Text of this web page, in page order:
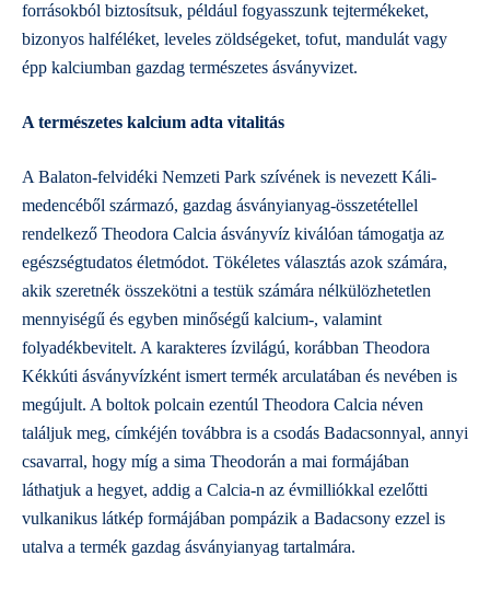
forrásokból biztosítsuk, például fogyasszunk tejtermékeket,
bizonyos halféléket, leveles zöldségeket, tofut, mandulát vagy
épp kalciumban gazdag természetes ásványvizet.
A természetes kalcium adta vitalitás
A Balaton-felvidéki Nemzeti Park szívének is nevezett Káli-
medencéből származó, gazdag ásványianyag-összetétellel
rendelkező Theodora Calcia ásványvíz kiválóan támogatja az
egészségtudatos életmódot. Tökéletes választás azok számára,
akik szeretnék összekötni a testük számára nélkülözhetetlen
mennyiségű és egyben minőségű kalcium-, valamint
folyadékbevitelt. A karakteres ízvilágú, korábban Theodora
Kékkúti ásványvízként ismert termék arculatában és nevében is
megújult. A boltok polcain ezentúl Theodora Calcia néven
találjuk meg, címkéjén továbbra is a csodás Badacsonnyal, annyi
csavarral, hogy míg a sima Theodorán a mai formájában
láthatjuk a hegyet, addig a Calcia-n az évmilliókkal ezelőtti
vulkanikus látkép formájában pompázik a Badacsony ezzel is
utalva a termék gazdag ásványianyag tartalmára.